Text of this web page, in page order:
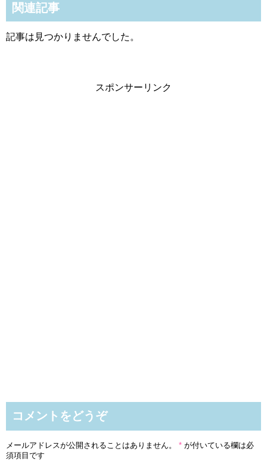
関連記事
記事は見つかりませんでした。
スポンサーリンク
コメントをどうぞ
メールアドレスが公開されることはありません。 * が付いている欄は必
須項目です